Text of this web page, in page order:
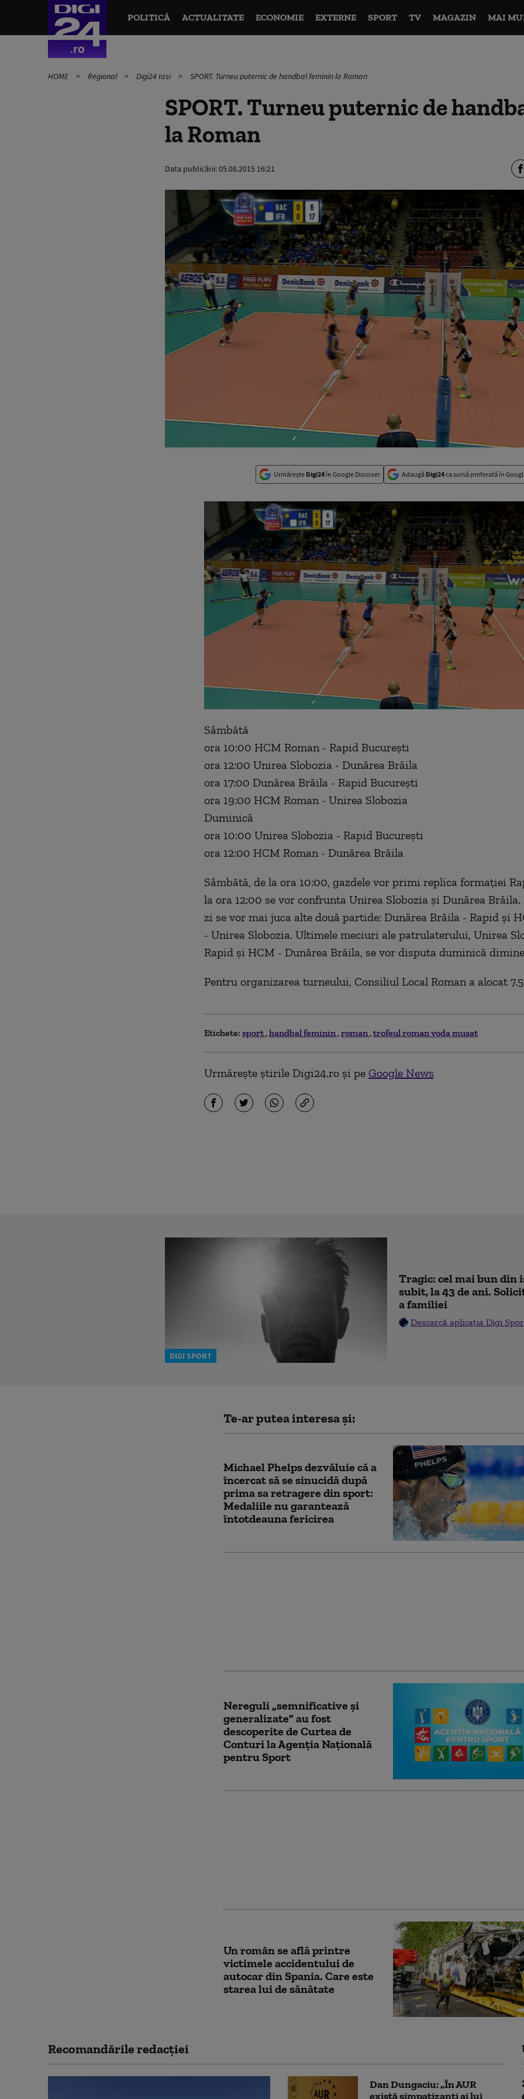
POLITICĂ ACTUALITATE ECONOMIE EXTERNE SPORT TV MAGAZIN MAI
HOME Regional Digi24 Iasi SPORT. Turneu puternic de handbal feminin la Roman
SPORT. Turneu puternic de
la Roman
Data publicării:05.08.2015 16:21
Urmărește Digi24în Google Discover Adaugă Digi24ca sursă preferată în
Sâmbătă
ora 10:00 HCM Roman - Rapid București
ora 12:00 Unirea Slobozia - Dunărea Brăila
ora 17:00 Dunărea Brăila - Rapid București
ora 19:00 HCM Roman - Unirea Slobozia
Duminică
ora 10:00 Unirea Slobozia - Rapid București
ora 12:00 HCM Roman - Dunărea Brăila
Sâmbătă, de la ora 10:00, gazdele vor primi replica formației
la ora 12:00 se vor confrunta Unirea Slobozia și Dunărea Brăila.
zi se vor mai juca alte două partide: Dunărea Brăila - Rapid și
- Unirea Slobozia. Ultimele meciuri ale patrulaterului, Unirea
Rapid și HCM - Dunărea Brăila, se vor disputa duminică
Pentru organizarea turneului, Consiliul Local Roman a alocat
Etichete: sport handbal feminin roman trofeul roman voda musat
Urmărește știrile Digi24.ro și pe Google News
DIGI SPORT
Tragic: cel mai bun din
subit, la 43 de ani.
a familiei
Descarcă aplicația Digi
Te-ar putea interesa și:
Michael Phelps dezvăluie că a
încercat să se sinucidă după
prima sa retragere din sport:
Medaliile nu garantează
întotdeauna fericirea
Nereguli „semnificative și
generalizate” au fost
descoperite de Curtea de
Conturi la Agenția Națională
pentru Sport
Un român se află printre
victimele accidentului de
autocar din Spania. Care este
starea lui de sănătate
Recomandările redacţiei
Dan Dungaciu: „În AUR
există simpatizanți ai lui